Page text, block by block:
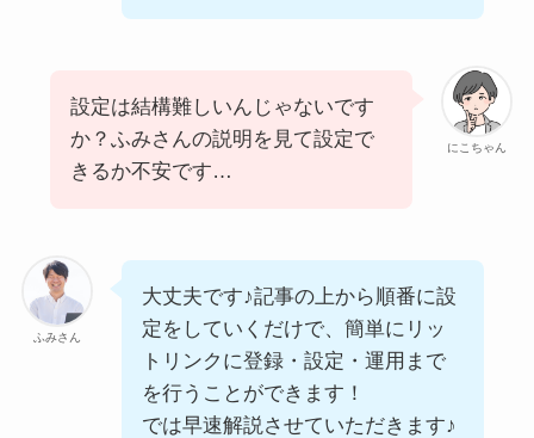
LINEで問い合わせ→
お仕事やその他お問い合わせについては
専用フォームよりご連絡ください。
メールで問い合わせ
にこちゃん
設定は結構難しいんじゃないです
か？ふみさんの説明を見て設定で
きるか不安です…
ふみさん
大丈夫です♪記事の上から順番に設
定をしていくだけで、簡単にリッ
トリンクに登録・設定・運用まで
を行うことができます！
では早速解説させていただきます♪